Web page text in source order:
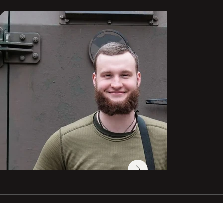
операції у населених пунктах: Балаклія, Куп’янськ,
Куп’янськ-Вузловий, Савинці. Потім був
переведений як бойовий медик до медичного
екіпажу евакуації спецпідрозділу «Kraken»,
неодноразово рятував життя побратимів, виносив з
поля бою поранених військовослужбовців на
території Донецької області.
Всеволод Татьков загинув 4 липня 2023 р. під час
виконання спеціального завдання зі звільнення та
евакуації поранених побратимів із нульової зони з
оточення у Донецькій області, у районі м. Бахмута,
села Берхівка. Причиною смерті стала вибухова
травма, місце та обставини, за яких вона сталася.
«Всеволод був справжнім воїном, людиною мужності
власним життям», — кажуть про нього бійці.